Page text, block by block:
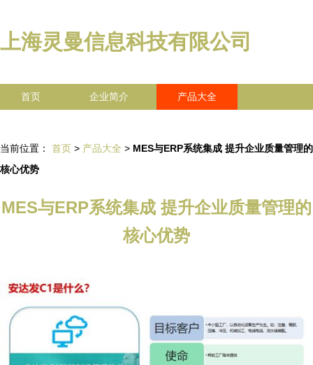
上海灵曼信息科技有限公司
首页 企业简介 产品大全
当前位置： 首页 > 产品大全 > MES与ERP系统集成 提升企业质量管理的
核心优势
MES与ERP系统集成 提升企业质量管理的
核心优势